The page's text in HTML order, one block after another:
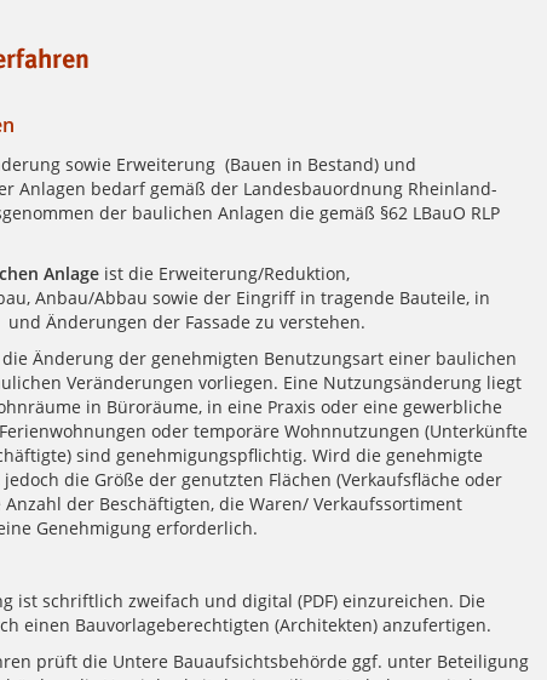
sowie Erweiterung (Bauen in Bestand) und
Anlagen bedarf gemäß der Landesbauordnung Rheinland-
der baulichen Anlagen die gemäß §62 LBauO RLP
Anlageist die Erweiterung/Reduktion,
Anbau/Abbau sowie der Eingriff in tragende Bauteile, in
Änderungen der Fassade zu verstehen.
Änderung der genehmigten Benutzungsart einer baulichen
Veränderungen vorliegen. Eine Nutzungsänderung liegt
in Büroräume, in eine Praxis oder eine gewerbliche
oder temporäre Wohnnutzungen (Unterkünfte
sind genehmigungspflichtig. Wird die genehmigte
die Größe der genutzten Flächen (Verkaufsfläche oder
der Beschäftigten, die Waren/ Verkaufssortiment
Genehmigung erforderlich.
ist schriftlich zweifach und digital (PDF) einzureichen. Die
einen Bauvorlageberechtigten (Architekten) anzufertigen.
prüft die Untere Bauaufsichtsbehörde ggf. unter Beteiligung